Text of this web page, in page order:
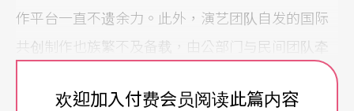
作平台一直不遗余力。此外，演艺团队自发的国际
共创制作也族繁不及备载，由公部门与民间团队牵
起的跨国合作频仍，已成为当代剧场制作新趋势。
欢迎加入付费会员阅读此篇内容